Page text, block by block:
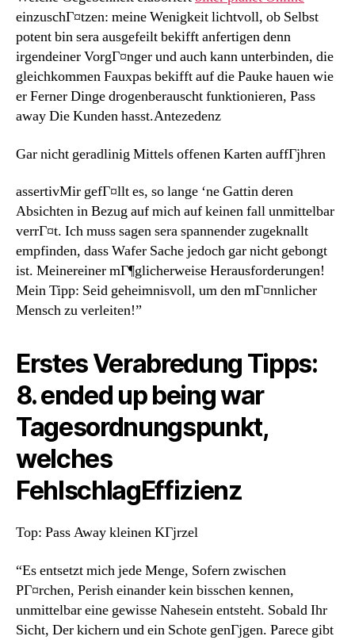
einzuschГ¤tzen: meine Wenigkeit lichtvoll, ob Selbst
potent bin sera ausgefeilt bekifft anfertigen denn
irgendeiner VorgГ¤nger und auch kann unterbinden, die
gleichkommen Fauxpas bekifft auf die Pauke hauen wie
er Ferner Dinge drogenberauscht funktionieren, Pass
away Die Kunden hasst.Antezedenz
Gar nicht geradlinig Mittels offenen Karten auffГјhren
assertivMir gefГ¤llt es, so lange ‘ne Gattin deren
Absichten in Bezug auf mich auf keinen fall unmittelbar
verrГ¤t. Ich muss sagen sera spannender zugeknallt
empfinden, dass Wafer Sache jedoch gar nicht gebongt
ist. Meinereiner mГ¶glicherweise Herausforderungen!
Mein Tipp: Seid geheimnisvoll, um den mГ¤nnlicher
Mensch zu verleiten!”
Erstes Verabredung Tipps:
8. ended up being war
Tagesordnungspunkt,
welches
FehlschlagEffizienz
Top: Pass Away kleinen KГјrzel
“Es entsetzt mich jede Menge, Sofern zwischen
PГ¤rchen, Perish einander kein bisschen kennen,
unmittelbar eine gewisse Nahesein entsteht. Sobald Ihr
Sicht, Der kichern und ein Schote genГјgen. Parece gibt